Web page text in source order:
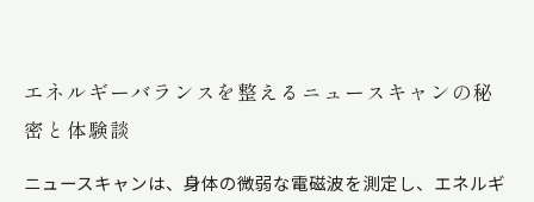
エネルギーバランスを整えるニュースキャンの秘
密と体験談
ニュースキャンは、身体の微弱な電磁波を測定し、エネルギ